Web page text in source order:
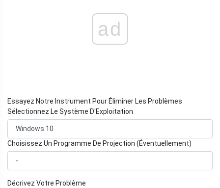
ad
Essayez Notre Instrument Pour Éliminer Les Problèmes
Sélectionnez Le Système D'Exploitation
Choisissez Un Programme De Projection (Éventuellement)
Décrivez Votre Problème